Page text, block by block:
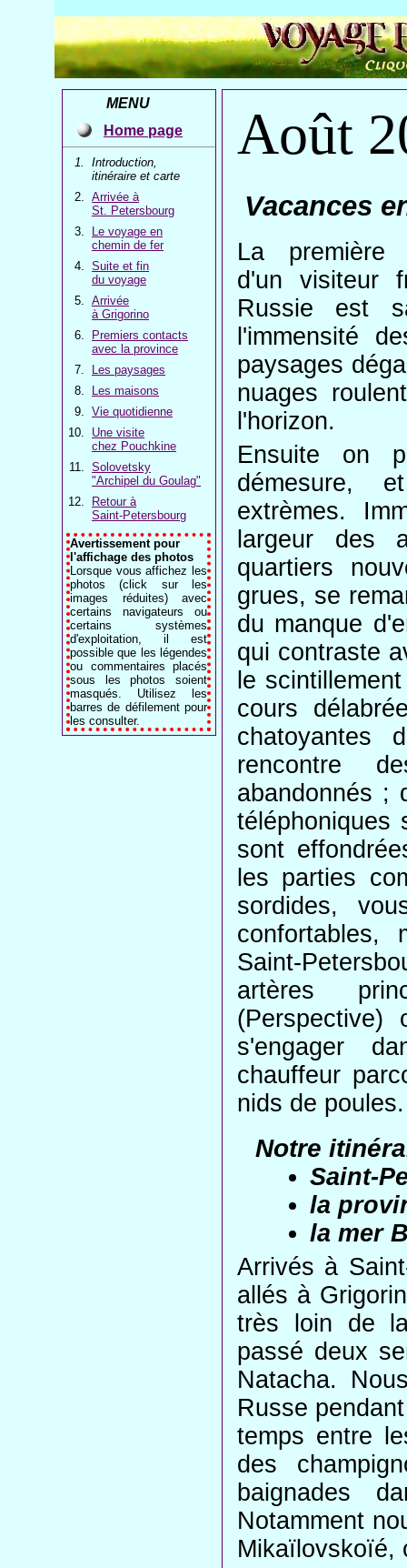
MENU
Home page
Introduction,
itinéraire et carte
Arrivée à
St. Petersbourg
Le voyage en
chemin de fer
Suite et fin
du voyage
Arrivée
à Grigorino
Premiers contacts
avec la province
Les paysages
Les maisons
Vie quotidienne
Une visite
chez Pouchkine
Solovetsky
"Archipel du Goulag"
Retour à
Saint-Petersbourg
Avertissement pour
l'affichage des photos
Lorsque vous affichez les
photos (click sur les
images réduites) avec
certains navigateurs ou
certains systèmes
d'exploitation, il est
possible que les légendes
ou commentaires placés
sous les photos soient
masqués. Utilisez les
barres de défilement pour
les consulter.
Août
Vacances
La première
d'un visiteur
Russie est
l'immensité
paysages
nuages
l'horizon.
Ensuite on
démesure,
extrèmes.
largeur des
quartiers
grues, se
du manque
qui contraste
le
cours
chatoyantes
rencontre
abandonnés ;
téléphoniques
sont
les parties
sordides,
confortables,
Saint-
artères
(Perspective)
s'engager
chauffeur
nids de poules.
Notre
Saint-
la
la mer
Arrivés à
allés à
très loin de
passé deux
Natacha.
Russe
temps entre
des
baignades
Notamment
Mikaïlovskoïé,